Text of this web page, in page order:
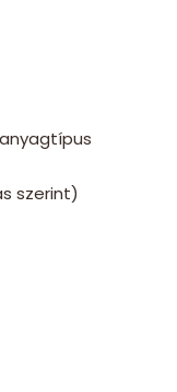
szerint)